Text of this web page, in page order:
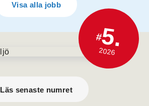
Visa alla jobb
#5.
2026
Läs senaste numret